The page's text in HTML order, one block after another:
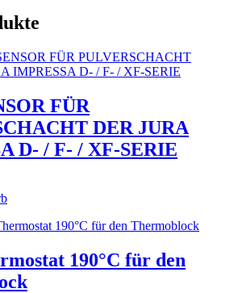
FÜR
DER JURA
D- / F- / XF-SERIE
190°C für den